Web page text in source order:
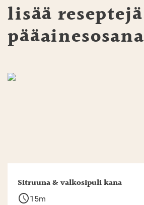
lisää reseptejä
pääainesosana
Sitruuna & valkosipuli kana
schedule15m